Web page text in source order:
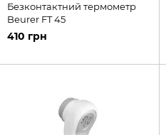
Безконтактний термометр
Beurer FT 45
410 грн